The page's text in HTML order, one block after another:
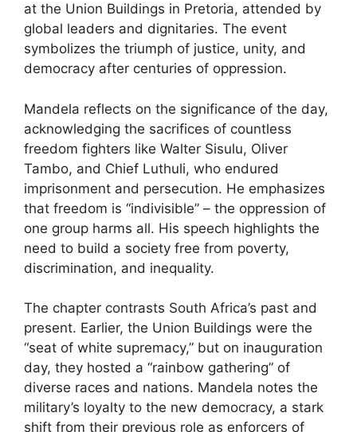
at the Union Buildings in Pretoria, attended by
global leaders and dignitaries. The event
symbolizes the triumph of justice, unity, and
democracy after centuries of oppression.
Mandela reflects on the significance of the day,
acknowledging the sacrifices of countless
freedom fighters like Walter Sisulu, Oliver
Tambo, and Chief Luthuli, who endured
imprisonment and persecution. He emphasizes
that freedom is “indivisible” – the oppression of
one group harms all. His speech highlights the
need to build a society free from poverty,
discrimination, and inequality.
The chapter contrasts South Africa’s past and
present. Earlier, the Union Buildings were the
“seat of white supremacy,” but on inauguration
day, they hosted a “rainbow gathering” of
diverse races and nations. Mandela notes the
military’s loyalty to the new democracy, a stark
shift from their previous role as enforcers of